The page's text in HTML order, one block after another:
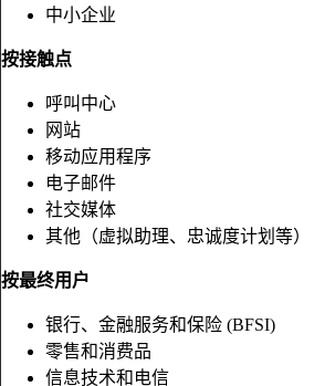
中小企业
按接触点
呼叫中心
网站
移动应用程序
电子邮件
社交媒体
其他（虚拟助理、忠诚度计划等）
按最终用户
银行、金融服务和保险 (BFSI)
零售和消费品
信息技术和电信